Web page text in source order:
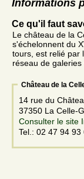
Informations
Ce qu'il faut
Le château de la
s'échelonnent du
tours, est relié par
réseau de
Château de la
14 rue du
37350 La Celle-
Consulter le site
Tel.: 02 47 94 93